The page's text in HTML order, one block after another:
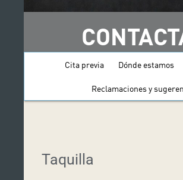
Cita previa Dónde estamos
Reclamaciones y
Taquilla